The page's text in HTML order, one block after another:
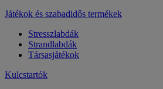
Játékok és szabadidős termékek
Stresszlabdák
Strandlabdák
Társasjátékok
Kulcstartók